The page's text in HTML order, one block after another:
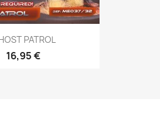
PATROL
16,95 €